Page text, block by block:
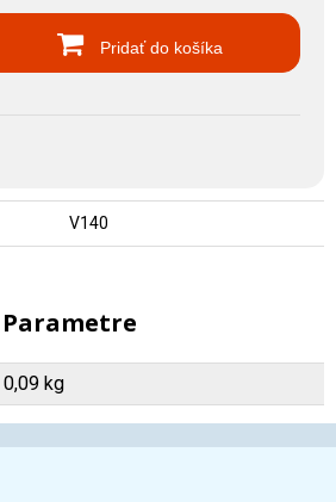
Pridať do košíka
V140
Parametre
0,09 kg